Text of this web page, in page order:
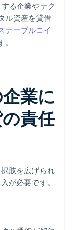
る企業やテク
ル資産を貸借
テーブルコイ
業に
責任
肢を広げられ
が必要です。